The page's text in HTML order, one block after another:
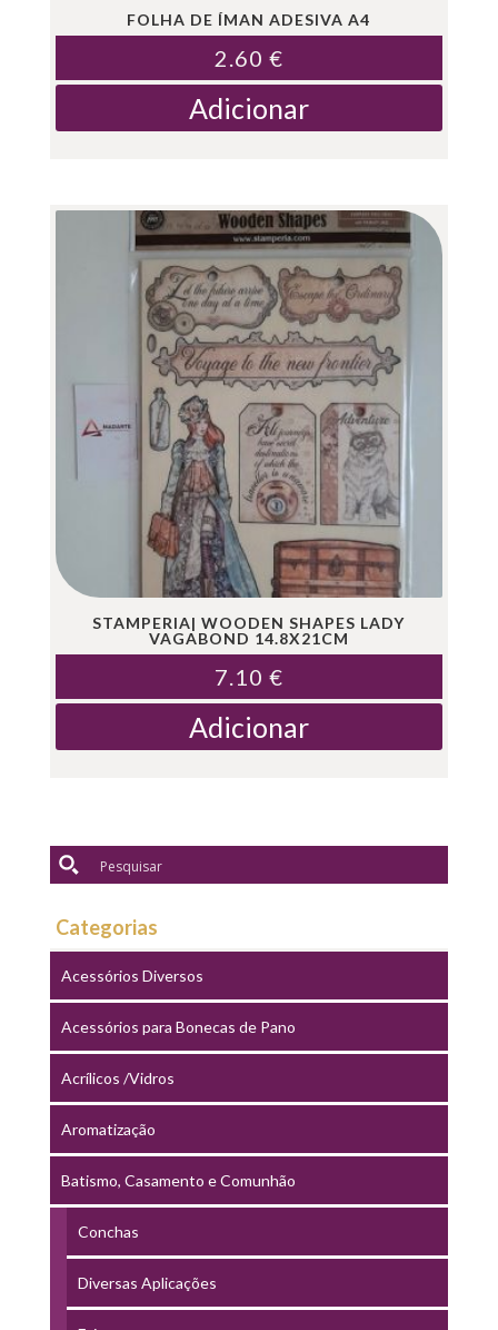
FOLHA DE ÍMAN ADESIVA A4
2.60 €
Adicionar
STAMPERIA| WOODEN SHAPES LADY
VAGABOND 14.8X21CM
7.10 €
Adicionar
Categorias
Acessórios Diversos
Acessórios para Bonecas de Pano
Acrílicos /Vidros
Aromatização
Batismo, Casamento e Comunhão
Conchas
Diversas Aplicações